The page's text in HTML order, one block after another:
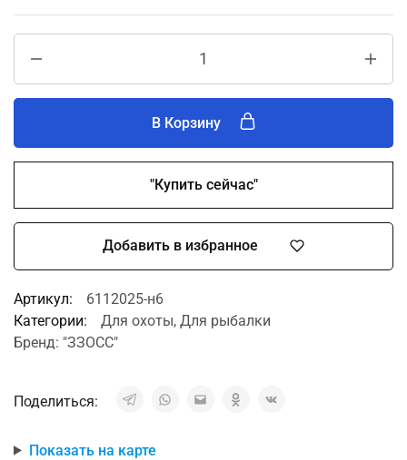
В Корзину
"Купить сейчас"
Добавить в избранное
Артикул:
6112025-н6
Категории:
Для охоты, Для рыбалки
Бренд: "ЗЗОСС"
Поделиться:
Показать на карте